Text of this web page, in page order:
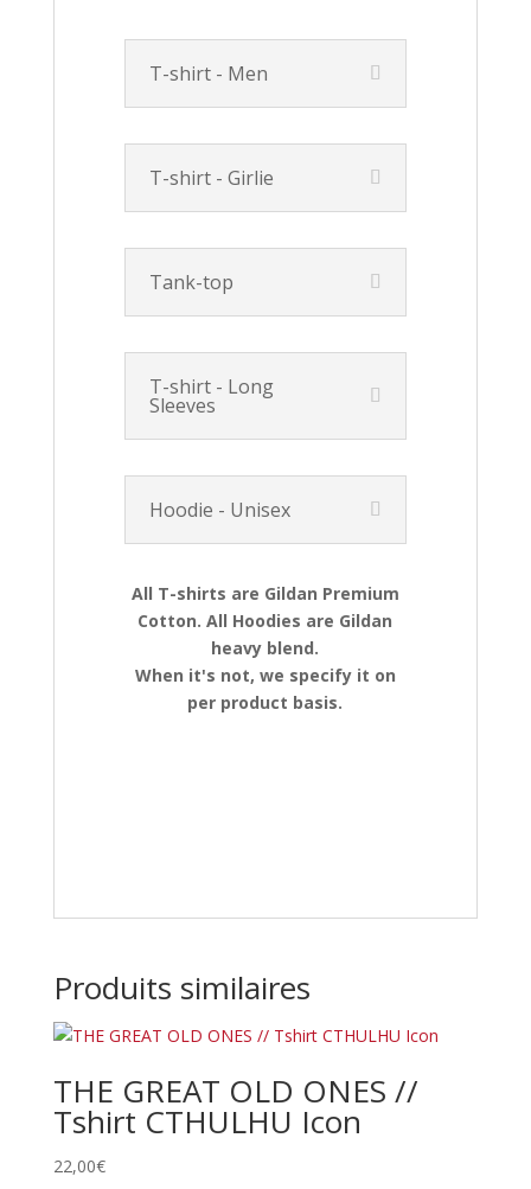
T-shirt - Men
T-shirt - Girlie
Tank-top
T-shirt - Long
Sleeves
Hoodie - Unisex
All T-shirts are Gildan Premium
Cotton. All Hoodies are Gildan
heavy blend.
When it's not, we specify it on
per product basis.
Produits similaires
THE GREAT OLD ONES //
Tshirt CTHULHU Icon
22,00€